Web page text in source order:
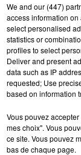
We and our (447)
access information
select personalised
statistics or
profiles to select
Deliver and present
data such as IP
requested; Use
based on information
Vous pouvez
mes choix". Vous
ce site. Vous pouvez
bas de chaque page.